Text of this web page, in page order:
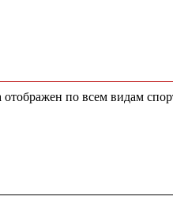
по всем видам